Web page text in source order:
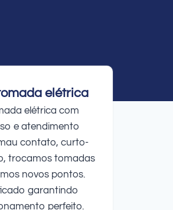
elétrica
elétrica com
e atendimento
contato, curto-
trocamos tomadas
novos pontos.
garantindo
perfeito.